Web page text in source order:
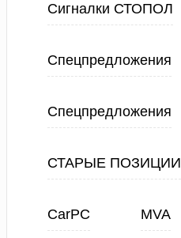
Сигналки СТОПОЛ
Спецпредложения
Спецпредложения
СТАРЫЕ ПОЗИЦИИ
CarPC MVA